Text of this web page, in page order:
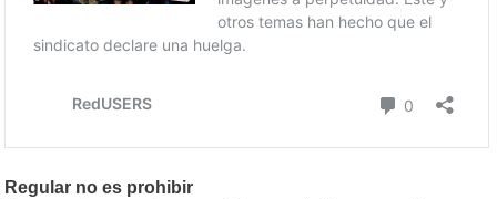
Regular no es prohibir